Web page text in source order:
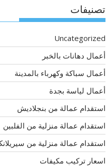
تصنيفات
Uncategorized
أعمال دهانات بالخبر
أعمال سباكة وكهرباء بالمدينة
أعمال لياسة بجدة
استقدام عمالة من بنجلاديش
استقدام عمالة منزلية من الفلبين
استقدام عمالة منزلية من
اسعار تركيب مكيفات